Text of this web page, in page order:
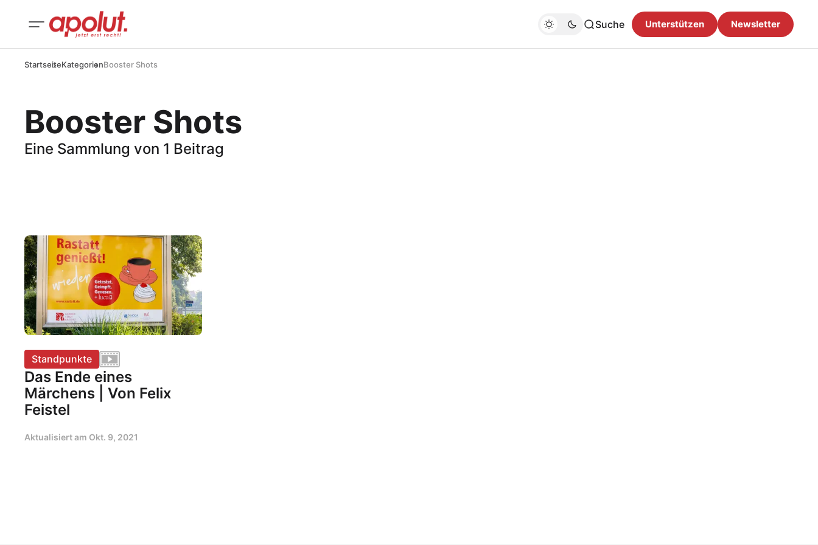
Suche Unterstützen Newsletter
StartseiteKategorienBooster Shots
Booster Shots
Eine Sammlung von 1 Beitrag
Standpunkte
Das Ende eines
Märchens | Von Felix
Feistel
Aktualisiert am Okt. 9, 2021